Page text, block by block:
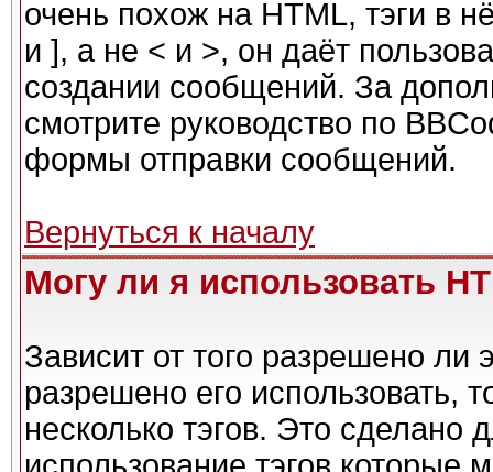
очень похож на HTML, тэги в
и ], а не < и >, он даёт
создании сообщений. За
смотрите руководство по
формы отправки сообщений.
Вернуться к началу
Могу ли я использовать
Зависит от того разрешено ли
разрешено его использовать,
несколько тэгов. Это сделано